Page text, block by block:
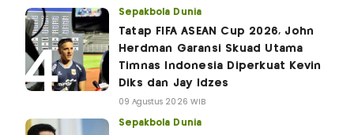
Sepakbola Dunia
Tatap FIFA ASEAN Cup 2026, John
Herdman Garansi Skuad Utama
Timnas Indonesia Diperkuat Kevin
Diks dan Jay Idzes
09 Agustus 2026 WIB
Sepakbola Dunia